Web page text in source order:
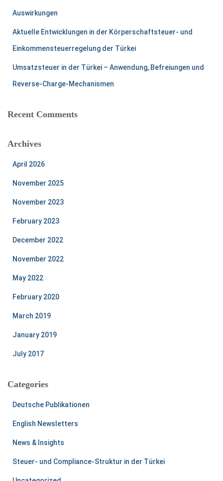
Auswirkungen
Aktuelle Entwicklungen in der Körperschaftsteuer- und
Einkommensteuerregelung der Türkei
Umsatzsteuer in der Türkei – Anwendung, Befreiungen und
Reverse-Charge-Mechanismen
Recent Comments
Archives
April 2026
November 2025
November 2023
February 2023
December 2022
November 2022
May 2022
February 2020
March 2019
January 2019
July 2017
Categories
Deutsche Publikationen
English Newsletters
News & Insights
Steuer- und Compliance-Struktur in der Türkei